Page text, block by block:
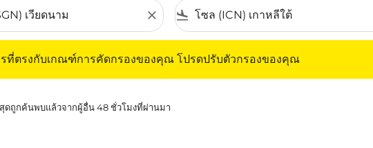
close flight_land
ที่ตรงกับเกณฑ์การคัดกรองของคุณ โปรดปรับตัวกรองของคุณ
ดถูกค้นพบแล้วจากผู้อื่น 48 ชั่วโมงที่ผ่านมา